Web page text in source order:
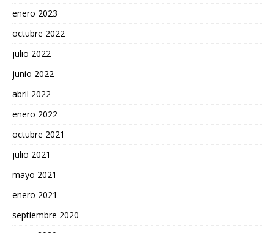
enero 2023
octubre 2022
julio 2022
junio 2022
abril 2022
enero 2022
octubre 2021
julio 2021
mayo 2021
enero 2021
septiembre 2020